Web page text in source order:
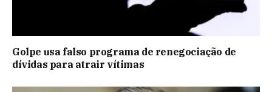
Golpe usa falso programa de renegociação de
dívidas para atrair vítimas